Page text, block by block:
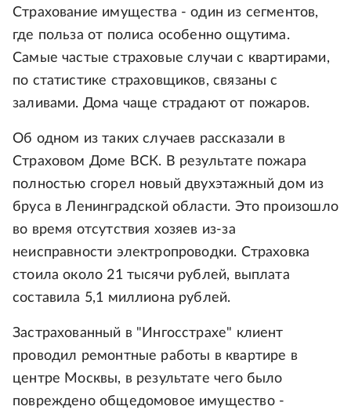
Страхование имущества - один из сегментов,
где польза от полиса особенно ощутима.
Самые частые страховые случаи с квартирами,
по статистике страховщиков, связаны с
заливами. Дома чаще страдают от пожаров.
Об одном из таких случаев рассказали в
Страховом Доме ВСК. В результате пожара
полностью сгорел новый двухэтажный дом из
бруса в Ленинградской области. Это произошло
во время отсутствия хозяев из-за
неисправности электропроводки. Страховка
стоила около 21 тысячи рублей, выплата
составила 5,1 миллиона рублей.
Застрахованный в "Ингосстрахе" клиент
проводил ремонтные работы в квартире в
центре Москвы, в результате чего было
повреждено общедомовое имущество -